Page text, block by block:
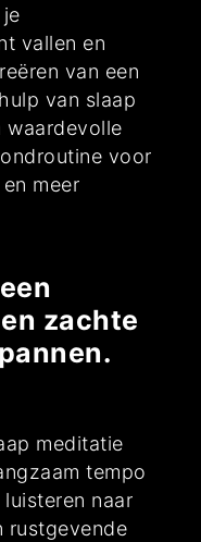
vallen en
van een
van slaap
waardevolle
voor
meer
zachte
meditatie
tempo
naar
rustgevende